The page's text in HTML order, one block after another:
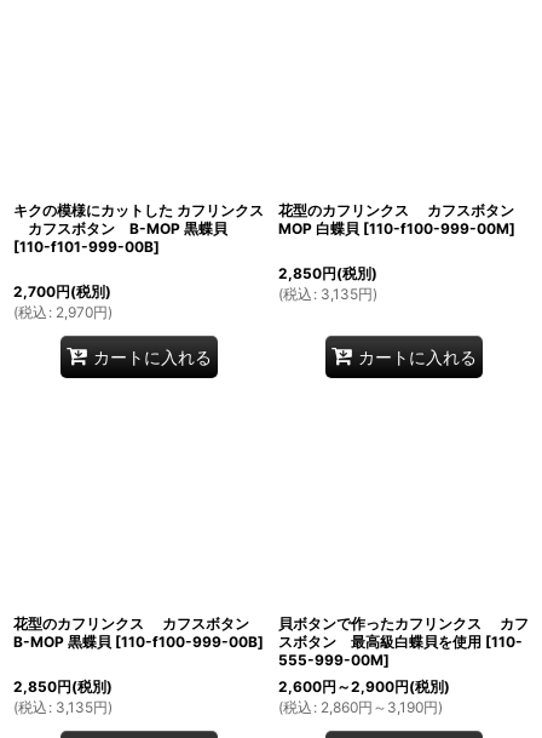
キクの模様にカットした カフリンクス
カフスボタン B-MOP 黒蝶貝
[110-f101-999-00B]
2,700円(税別)
(税込 : 2,970円)
カートに入れる
花型のカフリンクス カフスボタン
MOP 白蝶貝 [110-f100-999-00M]
2,850円(税別)
(税込 : 3,135円)
カートに入れる
花型のカフリンクス カフスボタン
B-MOP 黒蝶貝 [110-f100-999-00B]
2,850円(税別)
(税込 : 3,135円)
貝ボタンで作ったカフリンクス カフ
スボタン 最高級白蝶貝を使用 [110-
555-999-00M]
2,600円 ～2,900円(税別)
(税込 : 2,860円 ～3,190円)